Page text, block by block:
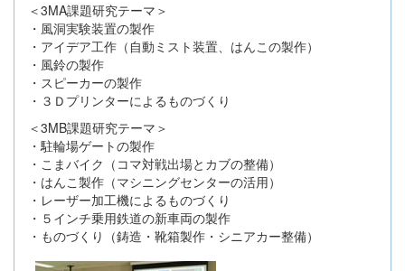
＜3MA課題研究テーマ＞
・風洞実験装置の製作
・アイデア工作（自動ミスト装置、はんこの製作）
・風鈴の製作
・スピーカーの製作
・３Ｄプリンターによるものづくり
＜3MB課題研究テーマ＞
・駐輪場ゲートの製作
・こまバイク（コマ対戦出場とカブの整備）
・はんこ製作（マシニングセンターの活用）
・レーザー加工機によるものづくり
・５インチ乗用鉄道の新車両の製作
・ものづくり（鋳造・靴箱製作・シニアカー整備）